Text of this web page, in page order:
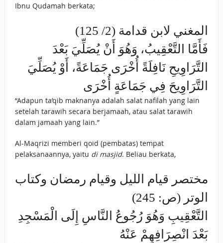
Ibnu Qudamah berkata;
المغني لابن قدامة (2/ 125)
فَأَمَّا التَّعْقِيبُ، وَهُوَ أَنْ يُصَلِّيَ بَعْدَ
التَّرَاوِيحِ نَافِلَةً أُخْرَى جَمَاعَةً، أَوْ يُصَلِّيَ
التَّرَاوِيحَ فِي جَمَاعَةٍ أُخْرَى
“Adapun ta’qib maknanya adalah salat nafilah yang lain
setelah tarawih secara berjamaah, atau salat tarawih
dalam jamaah yang lain.”
Al-Maqrizi memberi qoid (pembatas) tempat
pelaksanaannya, yaitu di masjid. Beliau berkata,
مختصر قيام الليل وقيام رمضان وكتاب
الوتر (ص: 245)
التَّعْقِيبِ وَهُوَ رُجُوعُ النَّاسِ إِلَى الْمَسْجِدِ
بَعْدَ انْصِرَافِهِمْ عَنْهُ